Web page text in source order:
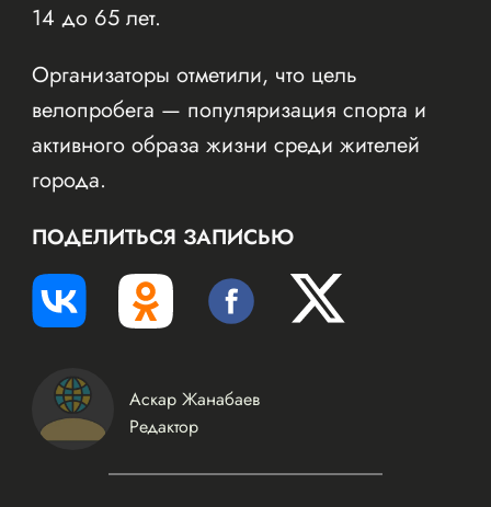
14 до 65 лет.
Организаторы отметили, что цель
велопробега — популяризация спорта и
активного образа жизни среди жителей
города.
ПОДЕЛИТЬСЯ ЗАПИСЬЮ
Аскар Жанабаев
Редактор